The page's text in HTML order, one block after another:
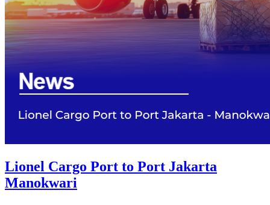
Lionel Cargo Port to Port Jakarta
Manokwari